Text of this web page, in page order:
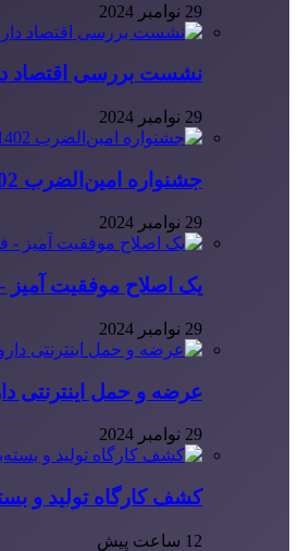
29 نوامبر 2024
نشست بررسی اقتصاد
29 نوامبر 2024
جشنواره امین‌الضرب 1402 – فدراسیون اقتصاد سلامت ایران
29 نوامبر 2024
یک اصلاح موفقیت آمیز
29 نوامبر 2024
عرضه و حمل اینترنتی
29 نوامبر 2024
کشف کارگاه تولید و
12 ساعت پیش